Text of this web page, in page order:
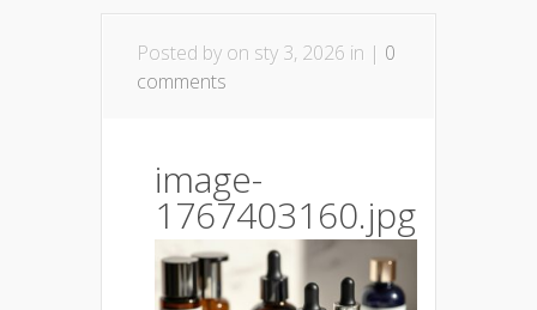
Posted by on sty 3, 2026 in | 0
comments
image-
1767403160.jpg